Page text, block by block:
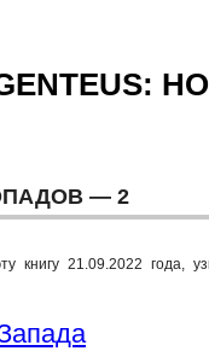
— 2
книгу 21.09.2022 года,